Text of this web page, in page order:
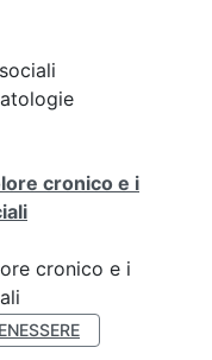
cronico e i
cronico e i